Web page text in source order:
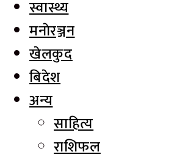
स्वास्थ्य
मनाेरञ्जन
खेलकुद
बिदेश
अन्य
साहित्य
राशिफल